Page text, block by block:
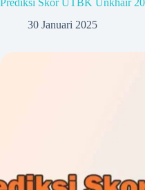
30 Januari 2025